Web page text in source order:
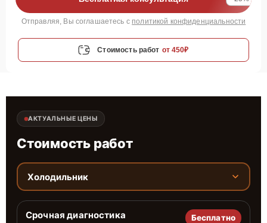
Отправляя, Вы соглашаетесь с политикой конфиденциальности
Стоимость работ от 450₽
АКТУАЛЬНЫЕ ЦЕНЫ
Стоимость работ
Холодильник
Срочная диагностика Бесплатно